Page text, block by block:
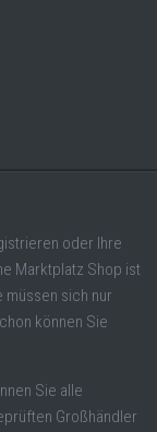
oder Ihre
Marktplatz Shop ist
müssen sich nur
können Sie
Sie alle
Großhändler